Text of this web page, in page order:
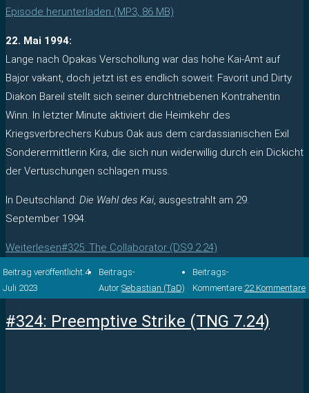
Episode herunterladen (MP3, 86 MB)
22. Mai 1994:
Lange nach Opakas Verschollung war das hohe Kai-Amt auf
Bajor vakant, doch jetzt ist es endlich soweit: Favorit und Dirty
Diakon Bareil stellt sich seiner durchtriebenen Kontrahentin
Winn. In letzter Minute aktiviert die Heimkehr des
Kriegsverbrechers Kubus Oak aus dem cardassianischen Exil
Sonderermittlerin Kira, die sich nun widerwillig durch ein Dickicht
der Vertuschungen schlagen muss.
In Deutschland: Die Wahl des Kai, ausgestrahlt am 29.
September 1994.
Weiterlesen#325: The Collaborator (DS9 2.24)
Beitrag veröffentlicht:4.
Juli 2023
Beitrags-
Autor:Sebastian (TaD)
Beitrags-
Kommentare:22 Kommentare
#324: Preemptive Strike (TNG 7.24)